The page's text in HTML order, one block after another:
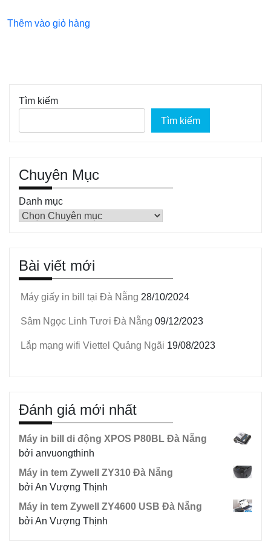
là:
Thêm vào giỏ hàng
Tìm kiếm
Tìm kiếm
Chuyên Mục
Danh mục
Bài viết mới
Máy giấy in bill tại Đà Nẵng 28/10/2024
Sâm Ngọc Linh Tươi Đà Nẵng 09/12/2023
Lắp mạng wifi Viettel Quảng Ngãi 19/08/2023
Đánh giá mới nhất
Máy in bill di động XPOS P80BL Đà Nẵng
bởi anvuongthinh
Máy in tem Zywell ZY310 Đà Nẵng
bởi An Vượng Thịnh
Máy in tem Zywell ZY4600 USB Đà Nẵng
bởi An Vượng Thịnh